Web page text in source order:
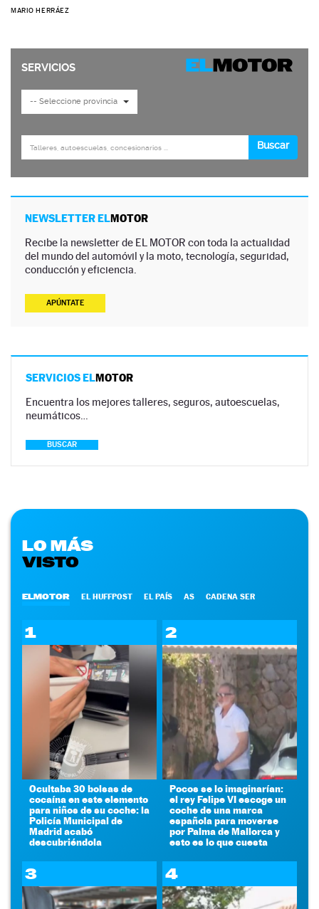
MARIO HERRÁEZ
NEWSLETTER ELMOTOR
Recibe la newsletter de EL MOTOR con toda la actualidad
del mundo del automóvil y la moto, tecnología, seguridad,
conducción y eficiencia.
APÚNTATE
SERVICIOS ELMOTOR
Encuentra los mejores talleres, seguros, autoescuelas,
neumáticos…
BUSCAR
LO MÁS
VISTO
ELMOTOR EL HUFFPOST EL PAÍS AS CADENA SER
1
Ocultaba 30 bolsas de
cocaína en este elemento
para niños de su coche: la
Policía Municipal de
Madrid acabó
descubriéndola
2
Pocos se lo imaginarían:
el rey Felipe VI escoge un
coche de una marca
española para moverse
por Palma de Mallorca y
esto es lo que cuesta
3 4